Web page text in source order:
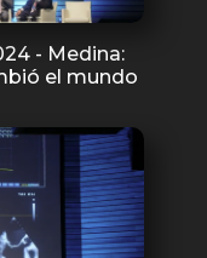
- Medina:
el mundo